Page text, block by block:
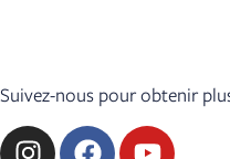
Suivez-nous pour obtenir